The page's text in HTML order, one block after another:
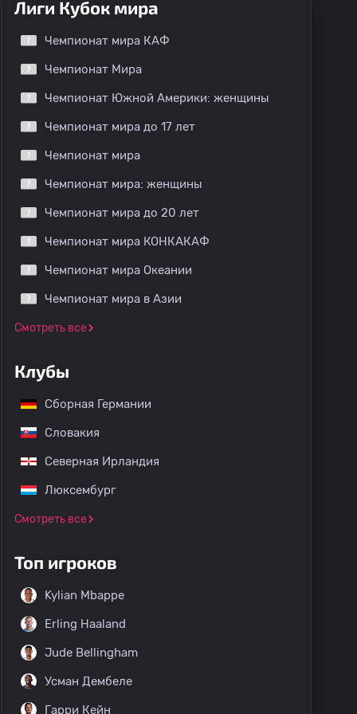
#1
Лиги Кубок мира
Чемпионат мира КАФ
Чемпионат Мира
Чемпионат Южной Америки: женщины
Чемпионат мира до 17 лет
Чемпионат мира
Чемпионат мира: женщины
Чемпионат мира до 20 лет
Чемпионат мира КОНКАКАФ
Чемпионат мира Океании
Чемпионат мира в Азии
Смотреть все
Клубы
Сборная Германии
Словакия
Северная Ирландия
Люксембург
Смотреть все
Топ игроков
Kylian Mbappe
Erling Haaland
Jude Bellingham
Усман Дембеле
Гарри Кейн